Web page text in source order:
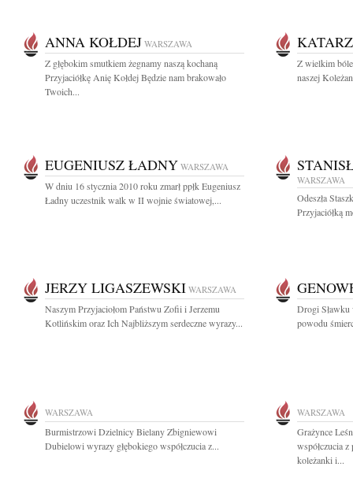
ANNA KOŁDEJ WARSZAWA
Z głębokim smutkiem żegnamy naszą kochaną
Przyjaciółkę Anię Kołdej Będzie nam brakowało
Twoich...
Z wielkim
naszej
EUGENIUSZ ŁADNY WARSZAWA
W dniu 16 stycznia 2010 roku zmarł ppłk Eugeniusz
Ładny uczestnik walk w II wojnie światowej,...
WARSZAWA
Odeszła
Przyjaciółką
JERZY LIGASZEWSKI WARSZAWA
Naszym Przyjaciołom Państwu Zofii i Jerzemu
Kotlińskim oraz Ich Najbliższym serdeczne wyrazy...
Drogi Sławku
powodu
WARSZAWA
Burmistrzowi Dzielnicy Bielany Zbigniewowi
Dubielowi wyrazy głębokiego współczucia z...
WARSZAWA
Grażynce
współczucia
koleżanki i...